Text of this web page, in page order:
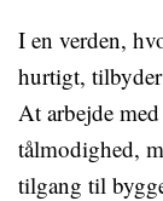
I en verden,
hurtigt,
At arbejde
tålmodighed,
tilgang til